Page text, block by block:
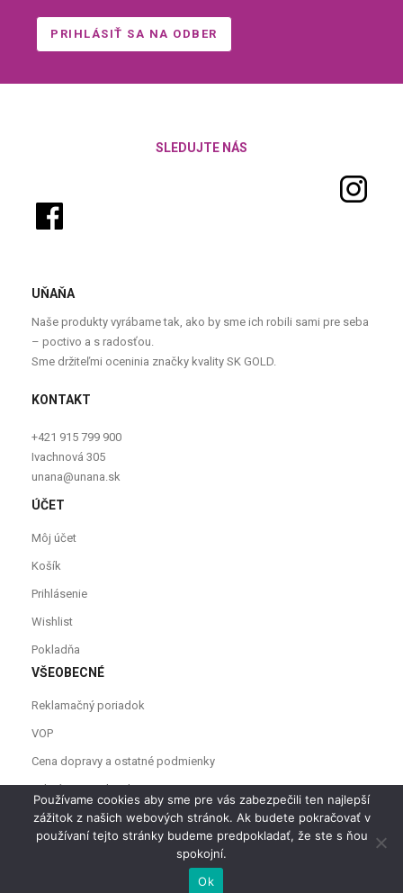
PRIDAŤ DO KOŠÍKA
SLEDUJTE NÁS
UŇAŇA
Naše produkty vyrábame tak, ako by sme ich robili sami pre seba
– poctivo a s radosťou.
Sme držiteľmi oceninia značky kvality SK GOLD.
KONTAKT
+421 915 799 900
Ivachnová 305
unana@unana.sk
ÚČET
Môj účet
Košík
Prihlásenie
Wishlist
Pokladňa
VŠEOBECNÉ
Reklamačný poriadok
VOP
Cena dopravy a ostatné podmienky
Odstúpenie od zmluvy
Používame cookies aby sme pre vás zabezpečili ten najlepší
zážitok z našich webových stránok. Ak budete pokračovať v
používaní tejto stránky budeme predpokladať, že ste s ňou
spokojní.
Ok